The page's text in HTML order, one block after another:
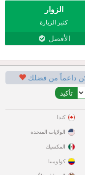
الزوار
كثير الزيارة
الأفضل
داعماً من فضلك
كندا
الولايات المتحدة
المكسيك
كولومبيا